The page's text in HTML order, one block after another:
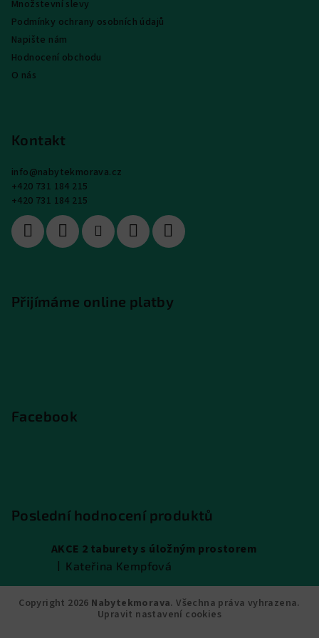
Množstevní slevy
Podmínky ochrany osobních údajů
Napište nám
Hodnocení obchodu
O nás
Kontakt
info@nabytekmorava.cz
+420 731 184 215
+420 731 184 215
Přijímáme online platby
Facebook
Poslední hodnocení produktů
AKCE 2 taburety s úložným prostorem
Hodnocení produktu je 5 z 5 hvězdiček.
| Kateřina Kempfová
Copyright 2026 Nabytekmorava. Všechna práva vyhrazena.
Upravit nastavení cookies